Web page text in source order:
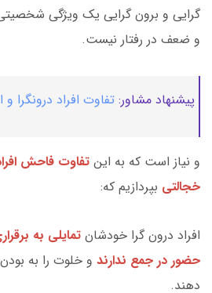
گرایی و برون گرایی یک ویژگی
و ضعف در رفتار نیست.
پیشنهاد مشاور: تفاوت افراد درونگرا
و نیاز است که به این تفاوت فاحش
خجالتی بپردازیم که:
افراد درون گرا خودشان تمایلی به
حضور در جمع ندارند و خلوت را به
دهند.